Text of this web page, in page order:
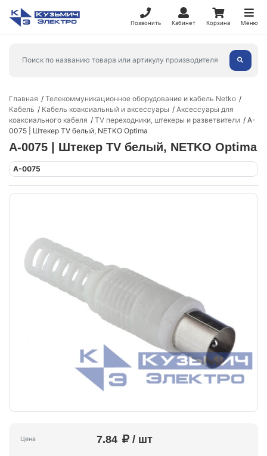
Позвонить Кабинет Корзина Меню
Главная
Телекоммуникационное оборудование и кабель Netko
Кабель
Кабель коаксиальный и аксессуары
Аксессуары для
коаксиального кабеля
TV переходники, штекеры и разветвители
A-
0075 | Штекер ТV белый, NETKO Optima
A-0075 | Штекер ТV белый, NETKO Optima
A-0075
Цена 7.84 / шт